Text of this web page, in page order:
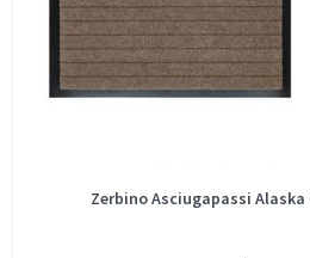
Zerbino Asciugapassi Alaska